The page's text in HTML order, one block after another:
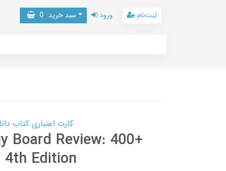
سبد خرید 0 ورود ثبت‌نام
کارت اعتباری کتاب دانلود با 10,000,000 اعتبار دانلود
Board Review: 400+
4th Edition